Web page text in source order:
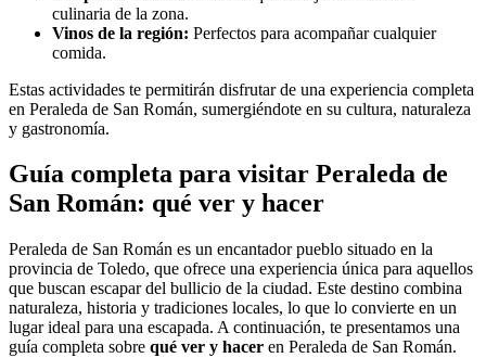
culinaria de la zona.
Vinos de la región: Perfectos para acompañar cualquier
comida.
Estas actividades te permitirán disfrutar de una experiencia completa
en Peraleda de San Román, sumergiéndote en su cultura, naturaleza
y gastronomía.
Guía completa para visitar Peraleda de
San Román: qué ver y hacer
Peraleda de San Román es un encantador pueblo situado en la
provincia de Toledo, que ofrece una experiencia única para aquellos
que buscan escapar del bullicio de la ciudad. Este destino combina
naturaleza, historia y tradiciones locales, lo que lo convierte en un
lugar ideal para una escapada. A continuación, te presentamos una
guía completa sobre qué ver y hacer en Peraleda de San Román.